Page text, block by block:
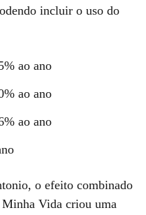
incluir o uso do
ao ano
ao ano
ao ano
o efeito combinado
Minha Vida criou uma